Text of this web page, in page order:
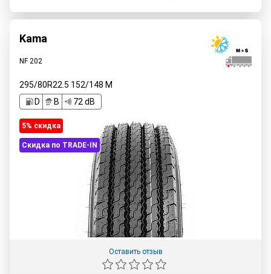
Kama
NF 202
295/80R22.5 152/148 M
D
B 72 dB
5% cкидка
Скидка по TRADE-IN
Оставить отзыв